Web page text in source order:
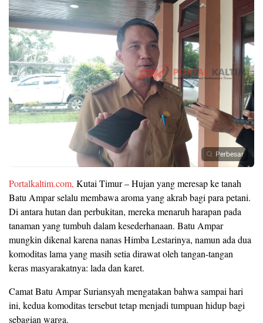
Perbesar
Portalkaltim.com, Kutai Timur – Hujan yang meresap ke tanah
Batu Ampar selalu membawa aroma yang akrab bagi para petani.
Di antara hutan dan perbukitan, mereka menaruh harapan pada
tanaman yang tumbuh dalam kesederhanaan. Batu Ampar
mungkin dikenal karena nanas Himba Lestarinya, namun ada dua
komoditas lama yang masih setia dirawat oleh tangan-tangan
keras masyarakatnya: lada dan karet.
Camat Batu Ampar Suriansyah mengatakan bahwa sampai hari
ini, kedua komoditas tersebut tetap menjadi tumpuan hidup bagi
sebagian warga.